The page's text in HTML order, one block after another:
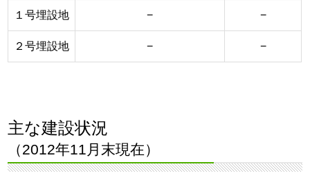
１号埋設地 − −
２号埋設地 − −
主な建設状況
（2012年11月末現在）